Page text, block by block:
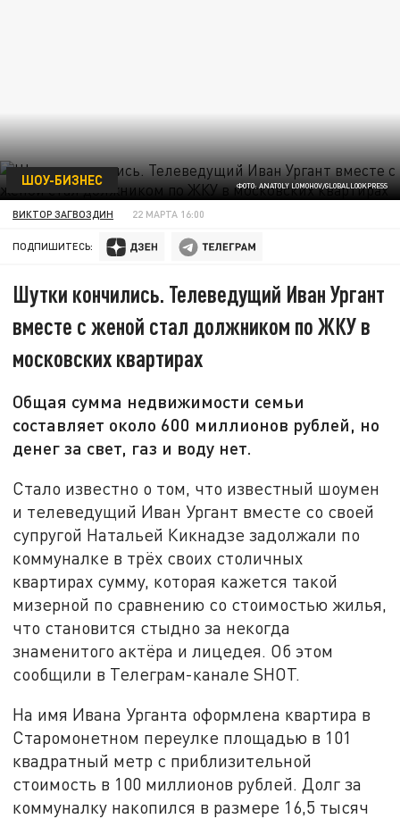
ФОТО: ANATOLY LOMOHOV/GLOBALLOOKPRESS
ШОУ-БИЗНЕС
ВИКТОР ЗАГВОЗДИН 22 МАРТА 16:00
ПОДПИШИТЕСЬ:
Шутки кончились. Телеведущий Иван Ургант
вместе с женой стал должником по ЖКУ в
московских квартирах
Общая сумма недвижимости семьи
составляет около 600 миллионов рублей, но
денег за свет, газ и воду нет.
Стало известно о том, что известный шоумен
и телеведущий Иван Ургант вместе со своей
супругой Натальей Кикнадзе задолжали по
коммуналке в трёх своих столичных
квартирах сумму, которая кажется такой
мизерной по сравнению со стоимостью жилья,
что становится стыдно за некогда
знаменитого актёра и лицедея. Об этом
сообщили в Телеграм-канале SHOT.
На имя Ивана Урганта оформлена квартира в
Старомонетном переулке площадью в 101
квадратный метр с приблизительной
стоимость в 100 миллионов рублей. Долг за
коммуналку накопился в размере 16,5 тысяч